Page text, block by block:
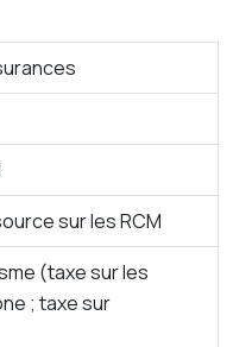
sur les RCM
(taxe sur les
; taxe sur